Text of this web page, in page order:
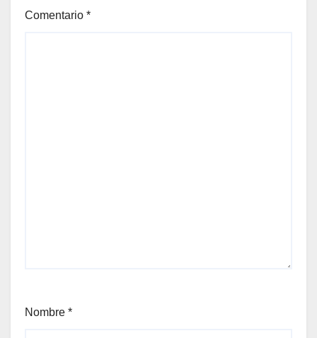
Comentario *
Nombre *